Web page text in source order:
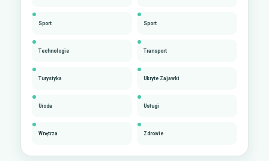
Sport Sport
Technologie Transport
Turystyka Ukryte Zajawki
Uroda Usługi
Wnętrza Zdrowie